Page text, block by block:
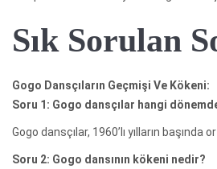
Sık Sorulan
Gogo Dansçıların Geçmişi Ve Kökeni:
Soru 1: Gogo dansçılar hangi
Gogo dansçılar, 1960’lı yılların başında
Soru 2: Gogo dansının kökeni nedir?